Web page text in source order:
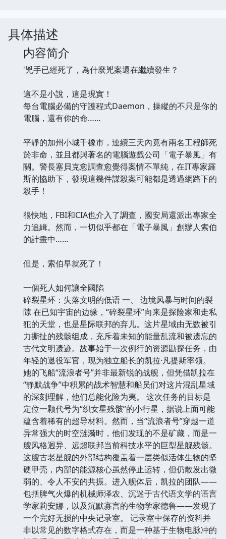
具体描述
内容简介
'兇手已經死了，為什麼兇案還在繼續發生？
這不是小說，這是現實！
每台電腦必備的守護程式Daemon，操縱的不只是你的
電腦，還有你的命……
平靜的加州小城千橡市，連續三天內竟有兩名工程師死
於非命，並且都與著名的電腦遊戲公司「電子暴風」有
關。警長塞貝克愈調查愈覺得案情不單純，在IT專家羅
斯的協助下，發現這幾件謀殺案可能都是透過網路下的
殺手！
很快地，FBI和CIA也介入了調查，國安局還派出專家全
力追緝。然而，一切似乎都在「電子暴風」創辦人索伯
的計畫中……
但是，索伯早就死了！
一個死人如何讓全國陷
碎裂星环：失落文明的低语 一、 边境风暴与时间的裂
隙 在已知宇宙的边缘，“碎裂星环”向来是探险家和走私
犯的天堂，也是星际联邦的弃儿。这片星域由无数被引
力撕扯的残骸组成，充斥着未知的能量乱流和被遗忘的
古代文明遗迹。故事始于一次例行的资源勘探任务，由
年轻的退役军官，现为独立船长的凯拉·凡提斯率领。
她的飞船“流浪者号”并非最新锐的战舰，但凭借凯拉在
“静默战争”中积累的战术智慧和船员们对这片混乱星域
的深刻理解，他们总能化险为夷。 这次任务的目标是
定位一颗代号为“织女星残骸”的小行星，据说上面可能
蕴含着稀有的超导材料。然而，当“流浪者号”穿越一道
异常强大的时空涟漪时，他们发现的不是矿藏，而是一
艘风格迥异、远超联邦当前科技水平的巨型星舰残骸。
这艘古老星舰的外部结构覆盖着一层类似活体生物的坚
硬甲壳，内部的能源核心虽然停止运转，但仍散发出微
弱的、令人不安的共振。进入舰体后，凯拉的团队——
包括脾气火爆的机械师泽农、沉迷于古代语文学的语言
学家莉安娜，以及沉默寡言的生物学家德鲁——发现了
一个完好无损的中央记录室。 记录室中保存的资料并
非以常见的数字格式存在，而是一种基于生物电脉冲的